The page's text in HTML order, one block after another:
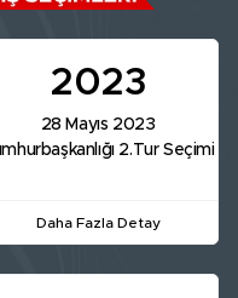
2023
28 Mayıs 2023
2.Tur Seçimi
Daha Fazla Detay